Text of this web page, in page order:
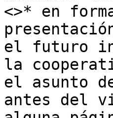
<>* en
el futuro
la
el asunto
antes del